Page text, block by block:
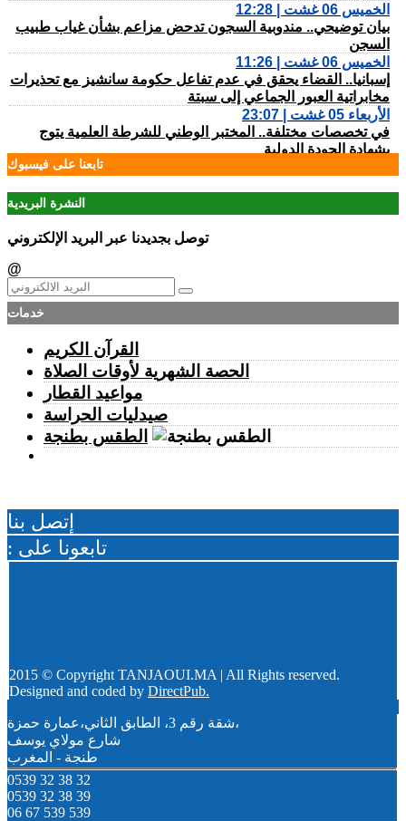
الخميس 06 غشت | 12:28
بيان توضيحي.. مندوبية السجون تدحض مزاعم بشأن غياب طبيب
السجن
الخميس 06 غشت | 11:26
إسبانيا.. القضاء يحقق في عدم تفاعل حكومة سانشيز مع تحذيرات
مخابراتية العبور الجماعي إلى سبتة
الأربعاء 05 غشت | 23:07
في تخصصات مختلفة.. المختبر الوطني للشرطة العلمية يتوج
بشهادة الجودة الدولية
الأربعاء 05 غشت | 19:54
حيلة جديدة.. معطيات أمنية دقيقة تطيح بمروجين للمخدرات
مأســـاة.. مصرع شخص وإصابات بليغة إثر اصطدام سيارة بعمود
صحيفة إسبانية..المغرب استطاع رصد الاقتحام الجماعي لسبتة
الأربعاء 05 غشت | 16:52
بعد المرحلة الابتدائية.. انطلاق جلسات الاستئناف في محاكمة
المتهمين في ملف قضية "إسكوبار الصحراء"
احتلال الملك العمومي يحاصر منزل أسرة ببئر الشفاء.. والعائلة
تطلب الإنصاف
تابعنا على فيسبوك
النشرة البريدية
توصل بجديدنا عبر البريد الإلكتروني
@
خدمات
القرآن الكريم
الحصة الشهرية لأوقات الصلاة
مواعيد القطار
صيدليات الحراسة
الطقس بطنجة
إتصل بنا
: تابعونا على
2015 © Copyright TANJAOUI.MA | All Rights reserved.
Designed and coded by DirectPub.
شقة رقم 3، الطابق الثاني،عمارة حمزة،
شارع مولاي يوسف
طنجة - المغرب
0539 32 38 32
0539 32 38 39
06 67 539 539